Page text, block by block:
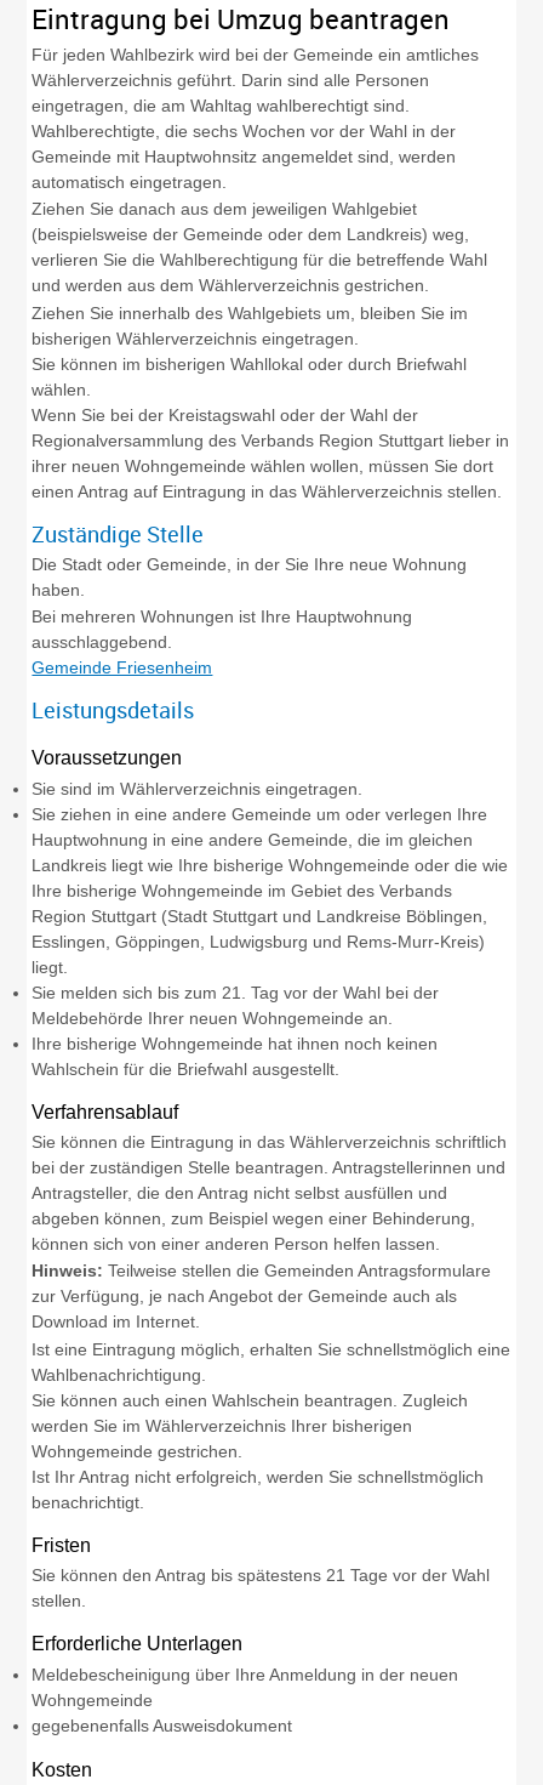
Eintragung bei Umzug beantragen
Für jeden Wahlbezirk wird bei der Gemeinde ein amtliches
Wählerverzeichnis geführt. Darin sind alle Personen
eingetragen, die am Wahltag wahlberechtigt sind.
Wahlberechtigte, die sechs Wochen vor der Wahl in der
Gemeinde mit Hauptwohnsitz angemeldet sind, werden
automatisch eingetragen.
Ziehen Sie danach aus dem jeweiligen Wahlgebiet
(beispielsweise der Gemeinde oder dem Landkreis) weg,
verlieren Sie die Wahlberechtigung für die betreffende Wahl
und werden aus dem Wählerverzeichnis gestrichen.
Ziehen Sie innerhalb des Wahlgebiets um, bleiben Sie im
bisherigen Wählerverzeichnis eingetragen.
Sie können im bisherigen Wahllokal oder durch Briefwahl
wählen.
Wenn Sie bei der Kreistagswahl oder der Wahl der
Regionalversammlung des Verbands Region Stuttgart lieber in
ihrer neuen Wohngemeinde wählen wollen, müssen Sie dort
einen Antrag auf Eintragung in das Wählerverzeichnis stellen.
Zuständige Stelle
Die Stadt oder Gemeinde, in der Sie Ihre neue Wohnung
haben.
Bei mehreren Wohnungen ist Ihre Hauptwohnung
ausschlaggebend.
Gemeinde Friesenheim
Leistungsdetails
Voraussetzungen
Sie sind im Wählerverzeichnis eingetragen.
Sie ziehen in eine andere Gemeinde um oder verlegen Ihre
Hauptwohnung in eine andere Gemeinde, die im gleichen
Landkreis liegt wie Ihre bisherige Wohngemeinde oder die wie
Ihre bisherige Wohngemeinde im Gebiet des Verbands
Region Stuttgart (Stadt Stuttgart und Landkreise Böblingen,
Esslingen, Göppingen, Ludwigsburg und Rems-Murr-Kreis)
liegt.
Sie melden sich bis zum 21. Tag vor der Wahl bei der
Meldebehörde Ihrer neuen Wohngemeinde an.
Ihre bisherige Wohngemeinde hat ihnen noch keinen
Wahlschein für die Briefwahl ausgestellt.
Verfahrensablauf
Sie können die Eintragung in das Wählerverzeichnis schriftlich
bei der zuständigen Stelle beantragen. Antragstellerinnen und
Antragsteller, die den Antrag nicht selbst ausfüllen und
abgeben können,zum Beispiel wegen einer Behinderung,
können sich von einer anderen Person helfen lassen.
Hinweis: Teilweise stellen die Gemeinden Antragsformulare
zur Verfügung, je nach Angebot der Gemeinde auch als
Download im Internet.
Ist eine Eintragung möglich, erhalten Sie schnellstmöglich eine
Wahlbenachrichtigung.
Sie können auch einen Wahlschein beantragen. Zugleich
werden Sie im Wählerverzeichnis Ihrer bisherigen
Wohngemeinde gestrichen.
Ist Ihr Antrag nicht erfolgreich, werden Sie schnellstmöglich
benachrichtigt.
Fristen
Sie können den Antrag bis spätestens 21 Tage vor der Wahl
stellen.
Erforderliche Unterlagen
Meldebescheinigung über Ihre Anmeldung in der neuen
Wohngemeinde
gegebenenfalls Ausweisdokument
Kosten